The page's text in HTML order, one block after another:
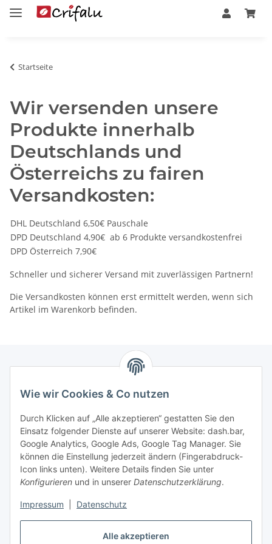
Alle akzeptieren
Wie wir Cookies & Co nutzen
Durch Klicken auf „Alle akzeptieren“ gestatten Sie den
Einsatz folgender Dienste auf unserer Website: dash.bar,
Google Analytics, Google Ads, Google Tag Manager. Sie
können die Einstellung jederzeit ändern (Fingerabdruck-
Icon links unten). Weitere Details finden Sie unter
Konfigurieren und in unserer Datenschutzerklärung.
Impressum Datenschutz
Startseite
Wir versenden unsere
Produkte innerhalb
Deutschlands und
Österreichs zu fairen
Versandkosten:
DHL Deutschland 6,50€ Pauschale​
DPD Deutschland 4,90€ ab 6 Produkte versandkostenfrei
DPD Österreich 7,90€
Schneller und sicherer Versand mit zuverlässigen Partnern!
Die Versandkosten können erst ermittelt werden, wenn sich
Artikel im Warenkorb befinden.
Informationen
Gesetzliche Information
Versand / Bezahlen
Vertrag widerrufen